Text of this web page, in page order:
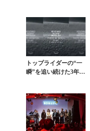
ボード...
トップライダーの“一
瞬”を追い続けた3年間
幌で一夜限り開...